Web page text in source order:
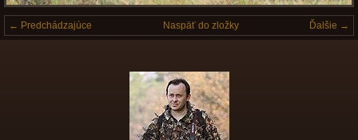
← Predchádzajúce Ďalšie →
Naspäť do zložky